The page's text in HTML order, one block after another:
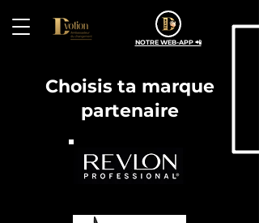
NOTRE WEB-APP 📲
Choisis ta marque
partenaire